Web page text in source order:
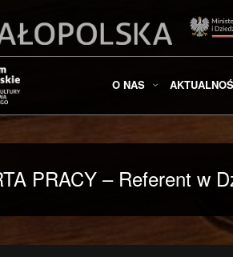
O NAS
PRACY – Referent w